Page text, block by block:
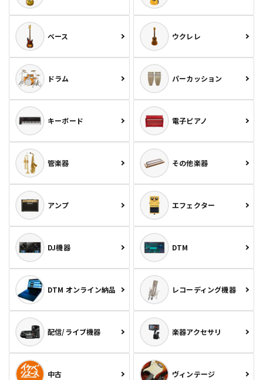
ベース ウクレレ
ドラム パーカッション
キーボード 電子ピアノ
管楽器 その他楽器
アンプ エフェクター
DJ機器 DTM
DTM オンライン納品 レコーディング機器
配信/ライブ機器 楽器アクセサリ
中古 ヴィンテージ